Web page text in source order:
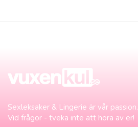
Sexleksaker & Lingerie är vår passion.
Vid frågor - tveka inte att höra av er!